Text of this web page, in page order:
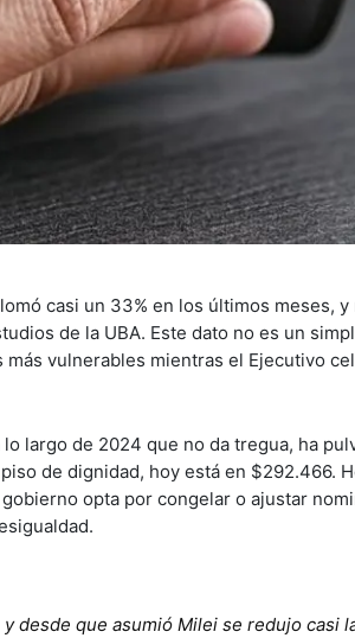
casi un 33% en los últimos meses, y
de la UBA. Este dato no es un
vulnerables mientras el Ejecutivo
largo de 2024 que no da tregua, ha
de dignidad, hoy está en $292.466.
opta por congelar o ajustar
desde que asumió Milei se redujo casi